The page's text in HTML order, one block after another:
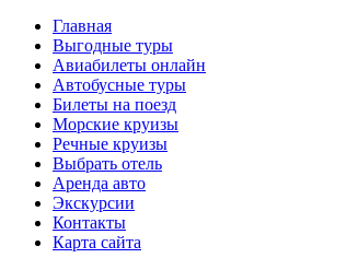
Главная
Выгодные туры
Авиабилеты онлайн
Автобусные туры
Билеты на поезд
Морские круизы
Речные круизы
Выбрать отель
Аренда авто
Экскурсии
Контакты
Карта сайта